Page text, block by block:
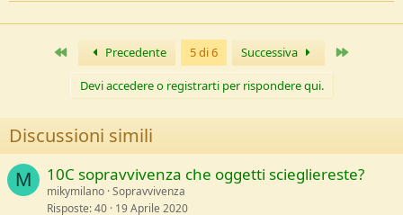
Primo Precedente 5 di 6 Successiva
Devi accedere o registrarti per rispondere qui.
Discussioni simili
M 10C sopravvivenza che oggetti sciegliereste?
mikymilano Sopravvivenza
Risposte 40 19 Aprile 2020